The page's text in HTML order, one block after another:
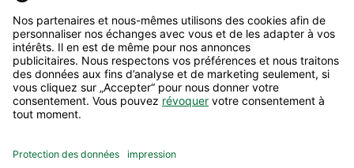
Révoquer un contrat
Aide & Contact